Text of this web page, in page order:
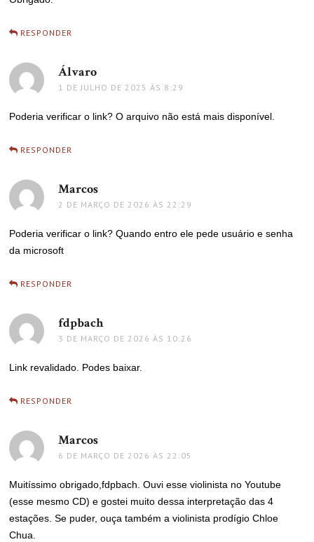
RESPONDER
Álvaro
1 DE JULHO DE 2025 ÀS 8:29
Poderia verificar o link? O arquivo não está mais disponível.
RESPONDER
Marcos
2 DE MARÇO DE 2026 ÀS 22:29
Poderia verificar o link? Quando entro ele pede usuário e senha
da microsoft
RESPONDER
fdpbachdisse:
3 DE MARÇO DE 2026 ÀS 10:26
Link revalidado. Podes baixar.
RESPONDER
Marcos
6 DE MARÇO DE 2026 ÀS 22:05
Muitíssimo obrigado,fdpbach. Ouvi esse violinista no Youtube
(esse mesmo CD) e gostei muito dessa interpretação das 4
estações. Se puder, ouça também a violinista prodígio Chloe
Chua.